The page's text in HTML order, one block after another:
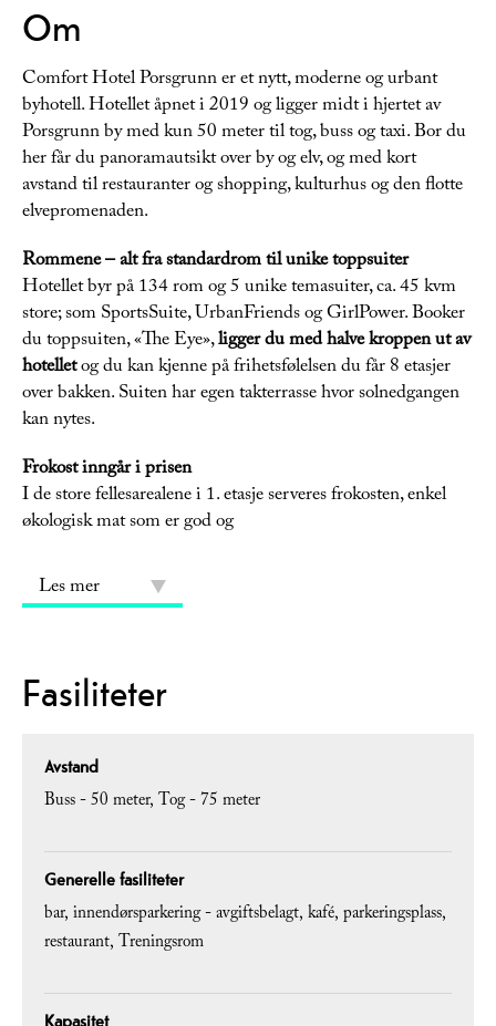
Om
Comfort Hotel Porsgrunn er et nytt, moderne og urbant
byhotell. Hotellet åpnet i 2019 og ligger midt i hjertet av
Porsgrunn by med kun 50 meter til tog, buss og taxi. Bor du
her får du panoramautsikt over by og elv, og med kort
avstand til restauranter og shopping, kulturhus og den flotte
elvepromenaden.
Rommene – alt fra standardrom til unike toppsuiter
Hotellet byr på 134 rom og 5 unike temasuiter, ca. 45 kvm
store; som SportsSuite, UrbanFriends og GirlPower. Booker
du toppsuiten, «The Eye»,ligger du med halve kroppen ut av
hotelletog du kan kjenne på frihetsfølelsen du får 8 etasjer
over bakken. Suiten har egen takterrasse hvor solnedgangen
kan nytes.
Frokost inngår i prisen
I de store fellesarealene i 1. etasje serveres frokosten, enkel
økologisk mat som er god og
Les mer
Fasiliteter
Avstand
Buss -50 meter Tog -75 meter
Generelle fasiliteter
bar innendørsparkering - avgiftsbelagt kafé parkeringsplass
restaurant Treningsrom
Kapasitet